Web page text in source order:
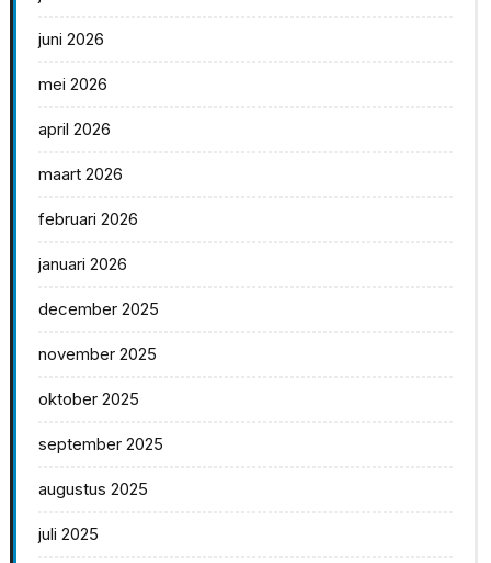
juni 2026
mei 2026
april 2026
maart 2026
februari 2026
januari 2026
december 2025
november 2025
oktober 2025
september 2025
augustus 2025
juli 2025